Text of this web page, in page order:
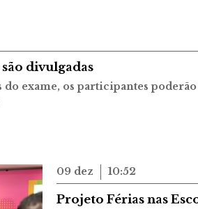
divulgadas
do exame, os participantes
09 dez 10:52
Projeto Férias nas